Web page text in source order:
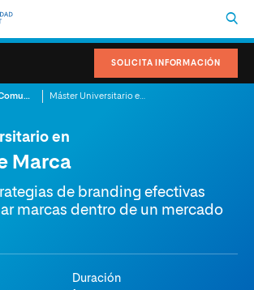
SOLICITA INFORMACIÓN
Marketing y Comunicación
en
Marca
de branding efectivas
marcas dentro de un mercado
Duración